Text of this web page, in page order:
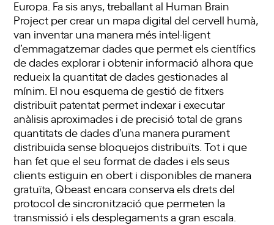
Europa. Fa sis anys, treballant al Human Brain
Project per crear un mapa digital del cervell humà,
van inventar una manera més intel·ligent
d’emmagatzemar dades que permet els científics
de dades explorar i obtenir informació alhora que
redueix la quantitat de dades gestionades al
mínim. El nou esquema de gestió de fitxers
distribuït patentat permet indexar i executar
anàlisis aproximades i de precisió total de grans
quantitats de dades d’una manera purament
distribuïda sense bloquejos distribuïts. Tot i que
han fet que el seu format de dades i els seus
clients estiguin en obert i disponibles de manera
gratuïta, Qbeast encara conserva els drets del
protocol de sincronització que permeten la
transmissió i els desplegaments a gran escala.